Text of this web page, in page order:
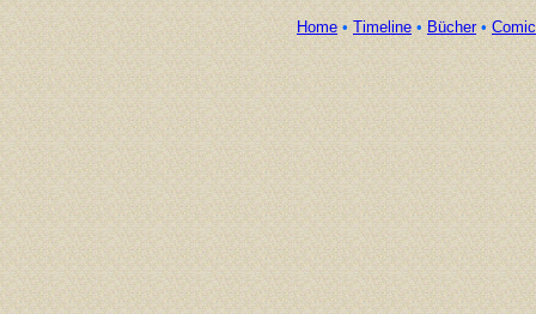
Home •Timeline• Bücher•